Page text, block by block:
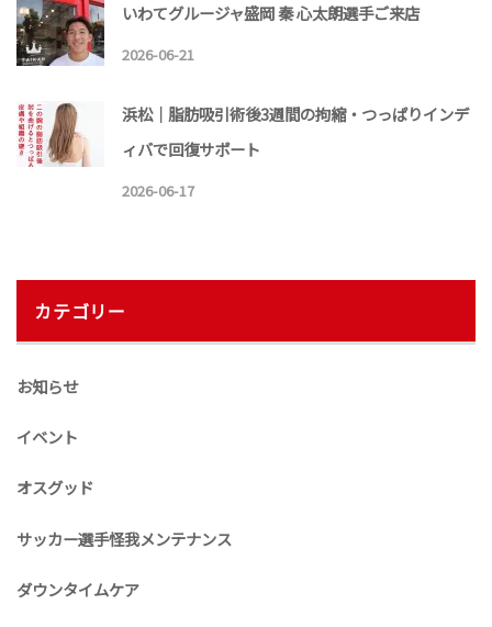
いわてグルージャ盛岡 秦 心太朗選手ご来店
2026-06-21
浜松｜脂肪吸引術後3週間の拘縮・つっぱりインデ
ィバで回復サポート
2026-06-17
カテゴリー
お知らせ
イベント
オスグッド
サッカー選手怪我メンテナンス
ダウンタイムケア